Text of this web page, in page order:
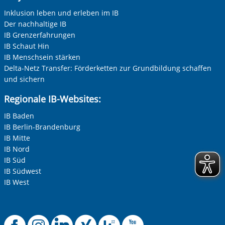
Inklusion leben und erleben im IB
Der nachhaltige IB
IB Grenzerfahrungen
IB Schaut Hin
IB Menschsein stärken
Delta-Netz Transfer: Förderketten zur Grundbildung schaffen
und sichern
Regionale IB-Websites:
IB Baden
IB Berlin-Brandenburg
IB Mitte
IB Nord
IB Süd
IB Südwest
IB West